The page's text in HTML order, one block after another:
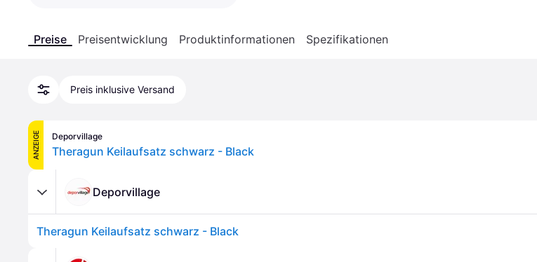
Preise Preisentwicklung Produktinformationen Spezifikationen
Preis inklusive Versand
ANZEIGE Deporvillage
Theragun Keilaufsatz schwarz - Black
Deporvillage
Theragun Keilaufsatz schwarz - Black